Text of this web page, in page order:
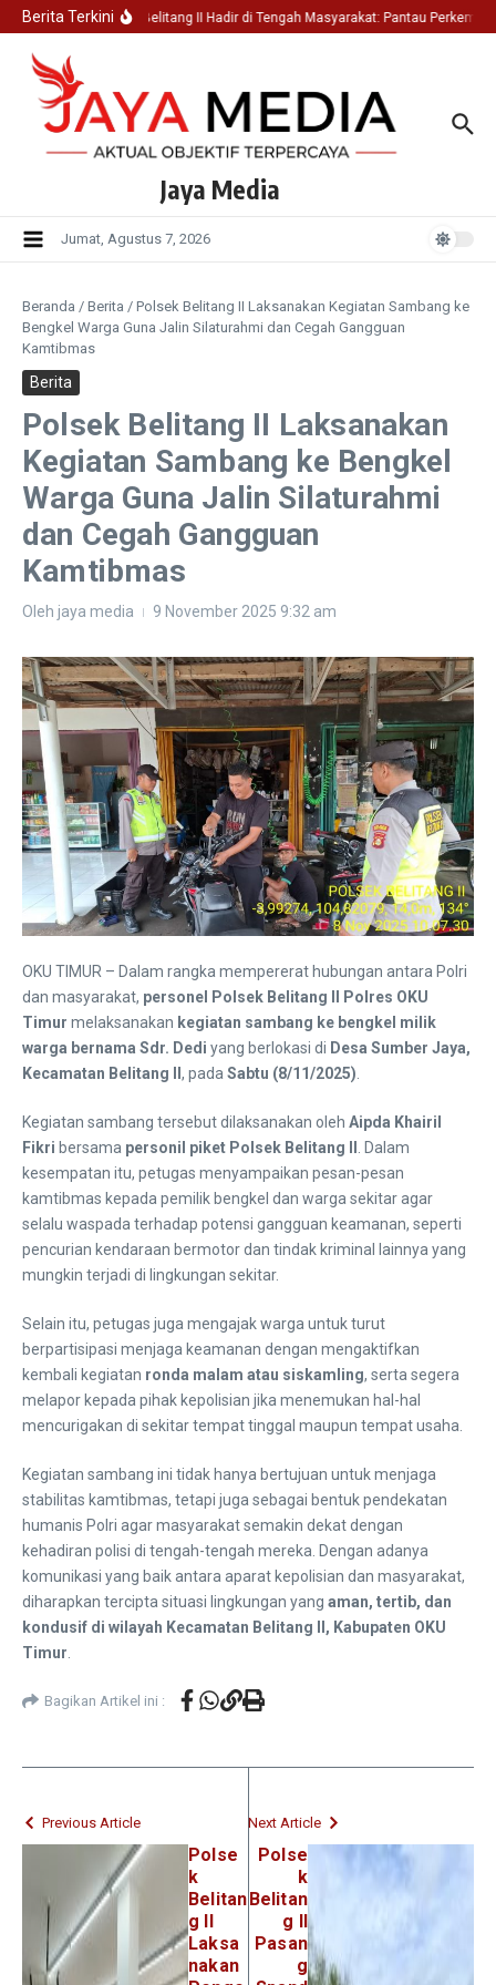
Lewati ke konten
Berita TerkiniPolsek Belitang II Hadir di Tengah Masyarakat: Pantau
Jaya Media
Jumat, Agustus 7, 2026
Beranda / Berita / Polsek Belitang II Laksanakan Kegiatan Sambang ke
Bengkel Warga Guna Jalin Silaturahmi dan Cegah Gangguan
Kamtibmas
Berita
Polsek Belitang II Laksanakan
Kegiatan Sambang ke Bengkel
Warga Guna Jalin Silaturahmi
dan Cegah Gangguan
Kamtibmas
Oleh jaya media 9 November 2025 9:32 am
OKU TIMUR – Dalam rangka mempererat hubungan antara Polri
dan masyarakat, personel Polsek Belitang II Polres OKU
Timur melaksanakan kegiatan sambang ke bengkel milik
warga bernama Sdr. Dedi yang berlokasi di Desa Sumber Jaya,
Kecamatan Belitang II , padaSabtu (8/11/2025).
Kegiatan sambang tersebut dilaksanakan oleh Aipda Khairil
Fikri bersama personil piket Polsek Belitang II . Dalam
kesempatan itu, petugas menyampaikan pesan-pesan
kamtibmas kepada pemilik bengkel dan warga sekitar agar
selalu waspada terhadap potensi gangguan keamanan, seperti
pencurian kendaraan bermotor dan tindak kriminal lainnya yang
mungkin terjadi di lingkungan sekitar.
Selain itu, petugas juga mengajak warga untuk turut
berpartisipasi menjaga keamanan dengan mengaktifkan
kembali kegiatan ronda malam atau siskamling, serta segera
melapor kepada pihak kepolisian jika menemukan hal-hal
mencurigakan di sekitar tempat tinggal maupun tempat usaha.
Kegiatan sambang ini tidak hanya bertujuan untuk menjaga
stabilitas kamtibmas, tetapi juga sebagai bentuk pendekatan
humanis Polri agar masyarakat semakin dekat dengan
kehadiran polisi di tengah-tengah mereka. Dengan adanya
komunikasi yang baik antara aparat kepolisian dan masyarakat,
diharapkan tercipta situasi lingkungan yang aman, tertib, dan
kondusif di wilayah Kecamatan Belitang II, Kabupaten OKU
Timur.
Bagikan Artikel ini :
Previous Article
Polse
k
Belitan
g II
Laksa
nakan
Next Article
Polse
k
Belitan
g II
Pasan
g